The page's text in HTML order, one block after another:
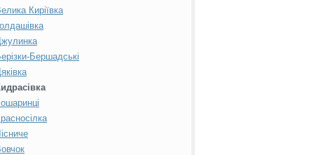
Киріївка
Бершадські